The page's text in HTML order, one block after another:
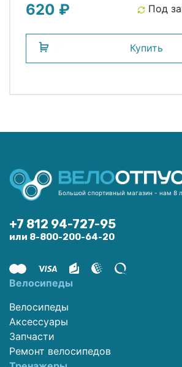
620 ₽ Под
Купить
Большой спортивный магазин - нам 8
+7 812 94-727-95
или 8-800-200-64-20
Велосипеды
Велосипеды
Аксессуары
Запчасти
Ремонт велосипедов